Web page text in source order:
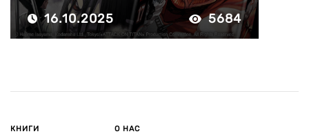
16.10.2025 5684
КНИГИ О НАС